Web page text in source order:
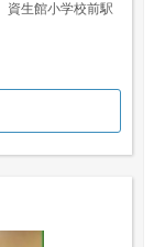
資生館小学校前駅